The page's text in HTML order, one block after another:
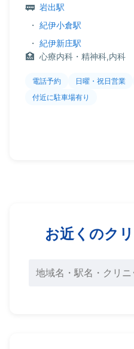
岩出駅
・ 紀伊小倉駅
・ 紀伊新庄駅
心療内科・精神科,内科
電話予約 日曜・祝日営業
付近に駐車場有り
お近くのク